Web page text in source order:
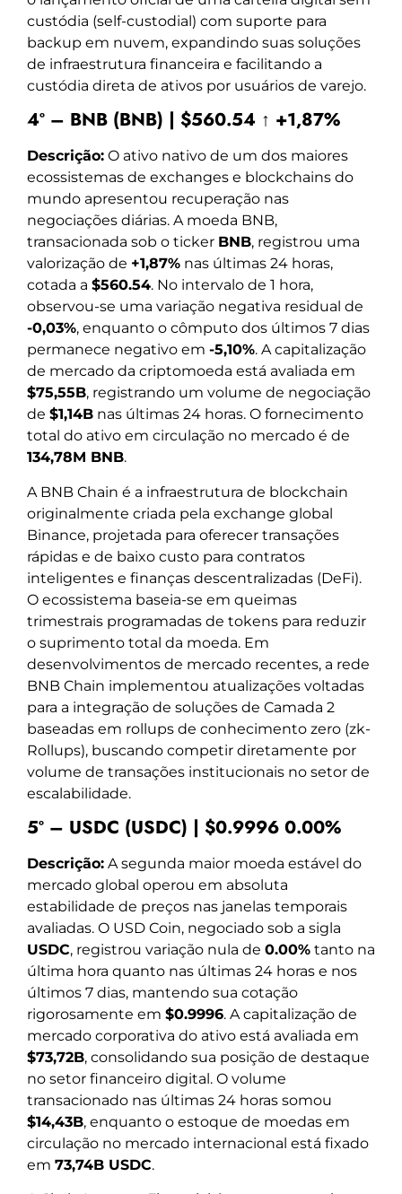
custódia (self-custodial) com suporte para
backup em nuvem, expandindo suas soluções
de infraestrutura financeira e facilitando a
custódia direta de ativos por usuários de varejo.
4º – BNB (BNB) | $560.54 ↑ +1,87%
Descrição: O ativo nativo de um dos maiores
ecossistemas de exchanges e blockchains do
mundo apresentou recuperação nas
negociações diárias. A moeda BNB,
transacionada sob o ticker BNB, registrou uma
valorização de +1,87% nas últimas 24 horas,
cotada a $560.54. No intervalo de 1 hora,
observou-se uma variação negativa residual de
-0,03%, enquanto o cômputo dos últimos 7 dias
permanece negativo em -5,10%. A capitalização
de mercado da criptomoeda está avaliada em
$75,55B, registrando um volume de negociação
de $1,14B nas últimas 24 horas. O fornecimento
total do ativo em circulação no mercado é de
134,78M BNB.
A BNB Chain é a infraestrutura de blockchain
originalmente criada pela exchange global
Binance, projetada para oferecer transações
rápidas e de baixo custo para contratos
inteligentes e finanças descentralizadas (DeFi).
O ecossistema baseia-se em queimas
trimestrais programadas de tokens para reduzir
o suprimento total da moeda. Em
desenvolvimentos de mercado recentes, a rede
BNB Chain implementou atualizações voltadas
para a integração de soluções de Camada 2
baseadas em rollups de conhecimento zero (zk-
Rollups), buscando competir diretamente por
volume de transações institucionais no setor de
escalabilidade.
5º – USDC (USDC) | $0.9996 0.00%
Descrição: A segunda maior moeda estável do
mercado global operou em absoluta
estabilidade de preços nas janelas temporais
avaliadas. O USD Coin, negociado sob a sigla
USDC, registrou variação nula de 0.00% tanto na
última hora quanto nas últimas 24 horas e nos
últimos 7 dias, mantendo sua cotação
rigorosamente em $0.9996. A capitalização de
mercado corporativa do ativo está avaliada em
$73,72B, consolidando sua posição de destaque
no setor financeiro digital. O volume
transacionado nas últimas 24 horas somou
$14,43B, enquanto o estoque de moedas em
circulação no mercado internacional está fixado
em 73,74B USDC.